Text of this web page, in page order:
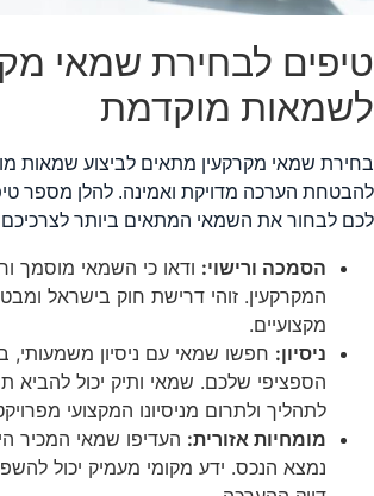
לבחירת שמאי
מוקדמת
שמאי מקרקעין מתאים לביצוע שמאות
הערכה מדויקת ואמינה. להלן מספר
לבחור את השמאי המתאים ביותר לצרכיכם:
הסמכה ורישוי:ודאו כי השמאי מוסמך
המקרקעין. זוהי דרישת חוק בישראל
מקצועיים.
ניסיון:חפשו שמאי עם ניסיון משמעותי,
הספציפי שלכם. שמאי ותיק יכול להביא
לתהליך ולתרום מניסיונו המקצועי
מומחיות אזורית:העדיפו שמאי המכיר
נמצא הנכס. ידע מקומי מעמיק יכול